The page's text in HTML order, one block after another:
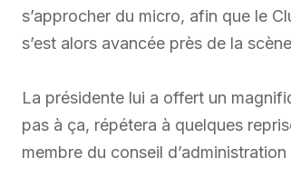
s’approcher du micro, afin que le
s’est alors avancée près de la
La présidente lui a offert un
pas à ça, répétera à quelques
membre du conseil